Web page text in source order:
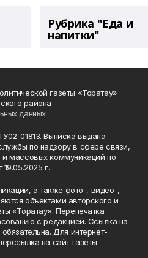
Рубрика "Еда и
напитки"
газеты «Торатау»
района
данных
01813. Выписка выдана
по надзору в сфере связи,
и массовых коммуникаций по
г.
а также фото-, видео-,
объектами авторского и
«Торатау». Перепечатка
с редакцией. Ссылка на
Для интернет-
на сайт газеты